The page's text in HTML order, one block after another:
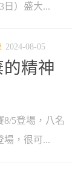
日）盛大...
2024-08-05
精神
8/5登場，八名
場，很可...